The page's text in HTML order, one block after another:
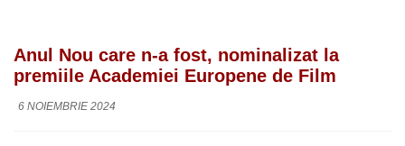
Anul Nou care n-a fost, nominalizat la
premiile Academiei Europene de Film
6 NOIEMBRIE 2024